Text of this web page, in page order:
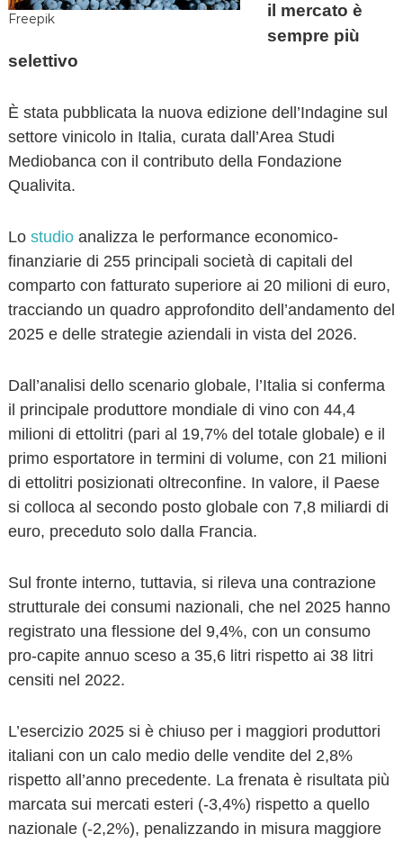
Freepik
il mercato è
sempre più
selettivo
È stata pubblicata la nuova edizione dell’Indagine sul
settore vinicolo in Italia, curata dall’Area Studi
Mediobanca con il contributo della Fondazione
Qualivita.
Lo studioanalizza le performance economico-
finanziarie di 255 principali società di capitali del
comparto con fatturato superiore ai 20 milioni di euro,
tracciando un quadro approfondito dell’andamento del
2025 e delle strategie aziendali in vista del 2026.
Dall’analisi dello scenario globale, l’Italia si conferma
il principale produttore mondiale di vino con 44,4
milioni di ettolitri (pari al 19,7% del totale globale) e il
primo esportatore in termini di volume, con 21 milioni
di ettolitri posizionati oltreconfine. In valore, il Paese
si colloca al secondo posto globale con 7,8 miliardi di
euro, preceduto solo dalla Francia.
Sul fronte interno, tuttavia, si rileva una contrazione
strutturale dei consumi nazionali, che nel 2025 hanno
registrato una flessione del 9,4%, con un consumo
pro-capite annuo sceso a 35,6 litri rispetto ai 38 litri
censiti nel 2022.
L’esercizio 2025 si è chiuso per i maggiori produttori
italiani con un calo medio delle vendite del 2,8%
rispetto all’anno precedente. La frenata è risultata più
marcata sui mercati esteri (-3,4%) rispetto a quello
nazionale (-2,2%), penalizzando in misura maggiore